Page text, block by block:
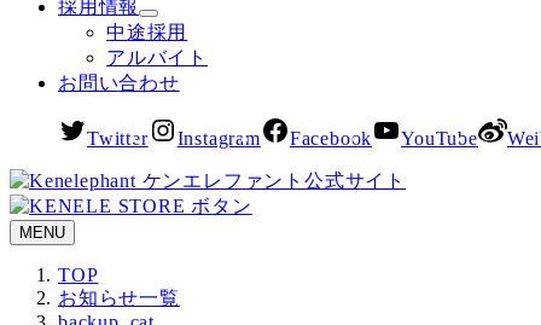
採用情報
中途採用
アルバイト
お問い合わせ
Twitter Instagram Facebook YouTube
MENU
TOP
お知らせ一覧